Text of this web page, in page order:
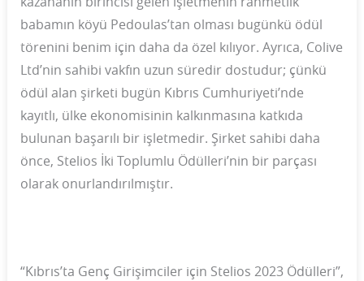
babamın köyü Pedoulas’tan olması bugünkü ödül
törenini benim için daha da özel kılıyor. Ayrıca, Colive
Ltd’nin sahibi vakfın uzun süredir dostudur; çünkü
ödül alan şirketi bugün Kıbrıs Cumhuriyeti’nde
kayıtlı, ülke ekonomisinin kalkınmasına katkıda
bulunan başarılı bir işletmedir. Şirket sahibi daha
önce, Stelios İki Toplumlu Ödülleri’nin bir parçası
olarak onurlandırılmıştır.
“Kıbrıs’ta Genç Girişimciler için Stelios 2023 Ödülleri”,